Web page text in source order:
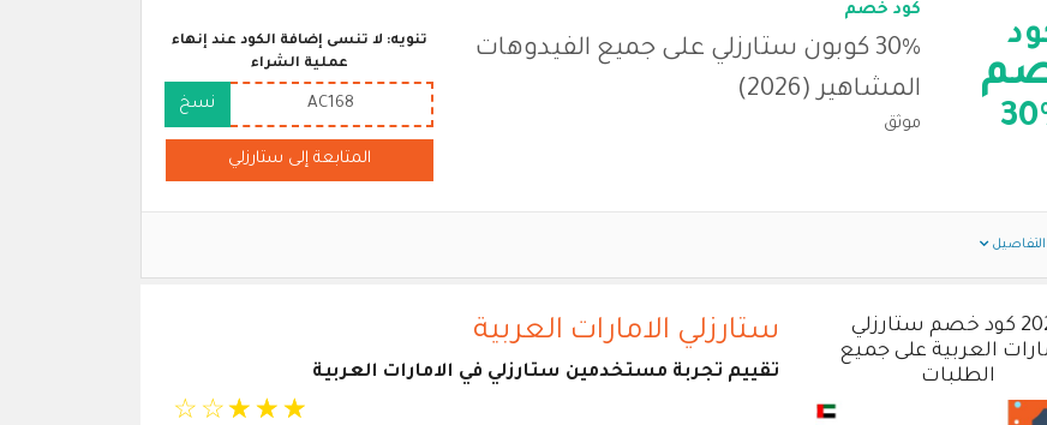
كود خصم
30% كوبون ستارزلي على جميع الفيدوهات
المشاهير (2026)
موثق
تنويه: لا تنسى إضافة الكود عند إنهاء
عملية الشراء
AC168 نسخ
المتابعة إلى ستارزلي
2026 كود خصم ستارزلي
العربية على جميع
الطلبات
ستارزلي الامارات العربية
تقييم تجربة مستخدمين ستارزلي في الامارات العربية
☆ ☆☆ ☆ ☆